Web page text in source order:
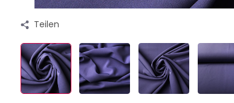
Teilen